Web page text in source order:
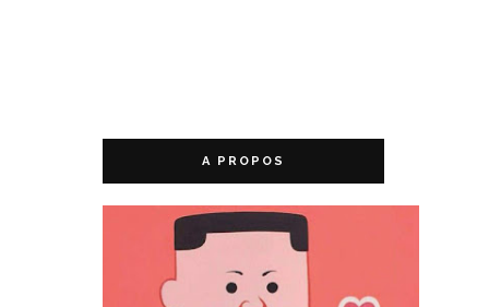
A PROPOS